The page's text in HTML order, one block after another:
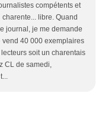
compétents et
libre. Quand
journal, je me demande
vend 40 000 exemplaires
soit un charentais
CL de samedi,